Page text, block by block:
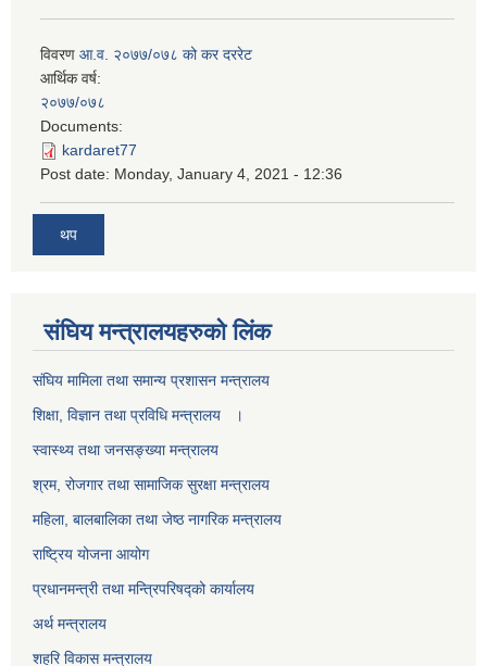
विवरण आ.व. २०७७/०७८ को कर दररेट
आर्थिक वर्ष:
२०७७/०७८
Documents:
kardaret77
Post date: Monday, January 4, 2021 - 12:36
थप
स‌ंघिय मन्त्रालयहरुको लिंक
स‌ंघिय मामिला तथा समान्य प्रशासन मन्त्रालय
शिक्षा, विज्ञान तथा प्रविधि मन्त्रालय ।
स्वास्थ्य तथा जनसङ्ख्या मन्त्रालय
श्रम, रोजगार तथा सामाजिक सुरक्षा मन्त्रालय
महिला, बालबालिका तथा जेष्ठ नागरिक मन्त्रालय
राष्ट्रिय योजना आयोग
प्रधानमन्त्री तथा मन्त्रिपरिषद्को कार्यालय
अर्थ मन्त्रालय
शहरि विकास मन्त्रालय